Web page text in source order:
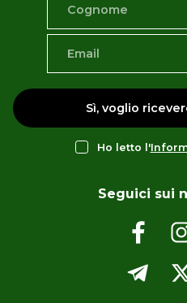
Sì, voglio
Ho letto l'
Seguici sui